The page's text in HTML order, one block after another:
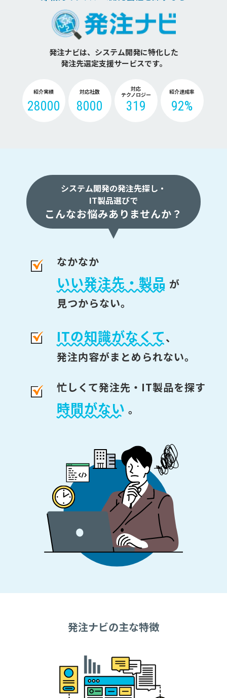
発注ナビは、システム開発に特化した
発注先選定支援サービスです。
紹介実績
28000
対応社数
8000
対応
テクノロジー
319
紹介達成率
92%
システム開発の発注先探し・
IT製品選びで
こんなお悩みありませんか？
なかなか
いい発注先・製品 が
見つからない。
ITの知識がなくて、
発注内容がまとめられない。
忙しくて発注先・IT製品を探す
時間がない 。
発注ナビの主な特徴